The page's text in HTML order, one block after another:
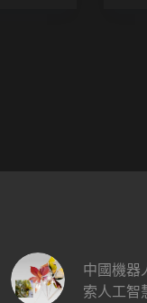
中國機器
索人工智